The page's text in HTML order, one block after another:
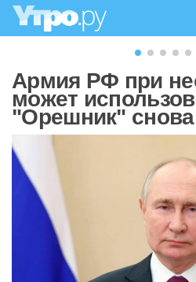
Армия РФ при
может
"Орешник" снова